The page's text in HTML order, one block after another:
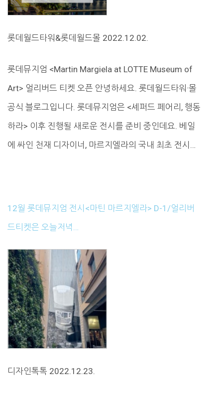
롯데월드타워&롯데월드몰 2022.12.02.
롯데뮤지엄 <Martin Margiela at LOTTE Museum of
Art> 얼리버드 티켓 오픈 안녕하세요. 롯데월드타워·몰
공식 블로그입니다. 롯데뮤지엄은 <셰퍼드 페어리, 행동
하라> 이후 진행될 새로운 전시를 준비 중인데요. 베일
에 싸인 천재 디자이너, 마르지엘라의 국내 최초 전시…
12월 롯데뮤지엄 전시<마틴 마르지엘라> D-1/얼리버
드티켓은 오늘저녁…
디자인톡톡 2022.12.23.